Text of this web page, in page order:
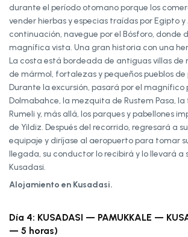
durante el período otomano porque los
vender hierbas y especias traídas por Egipto y
continuación, navegue por el Bósforo, donde
magnífica vista. Una gran historia con una
La costa está bordeada de antiguas villas de
de mármol, fortalezas y pequeños pueblos de
Durante la excursión, pasará por el magnífico
Dolmabahce, la mezquita de Rustem Pasa,
Rumeli y, más allá, los parques y pabellones
de Yildiz. Después del recorrido, regresará a
equipaje y diríjase al aeropuerto para tomar
llegada, su conductor lo recibirá y lo llevará a
Kusadasi.
Alojamiento en Kusadasi.
Día 4: KUSADASI — PAMUKKALE —
— 5 horas)